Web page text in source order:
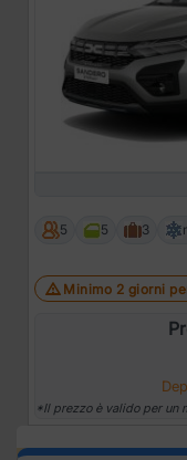
5 5 3
Minimo 2 giorni
*Il prezzo è valido per un